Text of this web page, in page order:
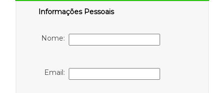
Informações Pessoais
Nome:
Email: